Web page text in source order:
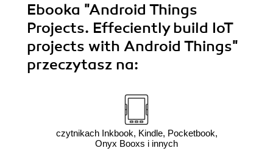
Ebooka "Android Things
Projects. Effeciently build IoT
projects with Android Things"
przeczytasz na:
czytnikach Inkbook, Kindle, Pocketbook,
Onyx Booxs i innych